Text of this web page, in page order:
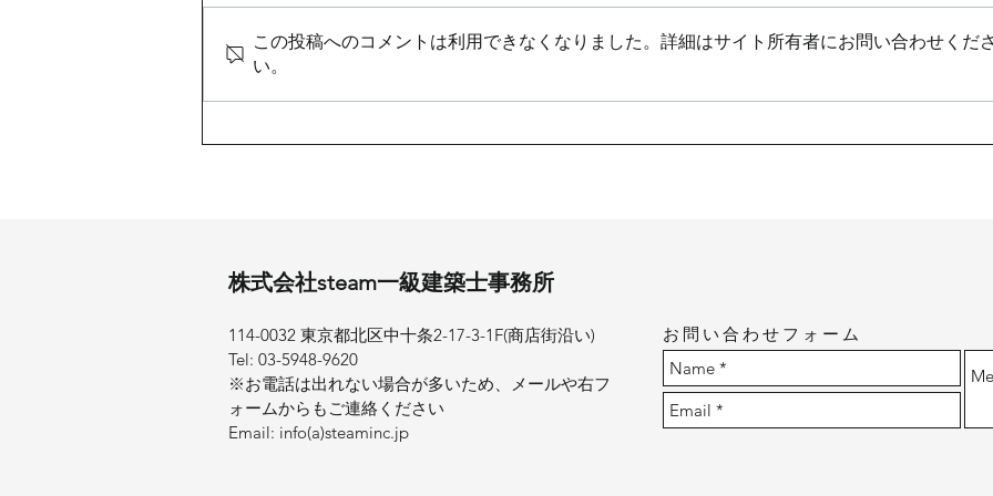
上棟式をおこないました
荒川の二世帯住宅
十条
この投稿へのコメントは利用できなくなりました。詳細はサイト所有者にお問い合わせくださ
い。
​株式会社steam一級建築士事務所
114-0032 東京都北区中十条2-17-3​-1F(商店街沿い)
Tel: 03-5948-9620
※お電話は出れない場合が多いため、メールや右フ
ォームからもご連絡ください
Email: info(a)steaminc.jp
お問い合わせフォーム